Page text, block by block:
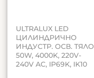
ULTRALUX LED
ЦИЛИНДРИЧНО
ИНДУСТР. ОСВ. ТЯЛО
50W, 4000K, 220V-
240V AC, IP69K, IK10